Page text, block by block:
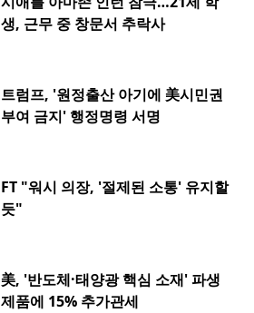
생, 근무 중 창문서 추락사
트럼프, '원정출산 아기에 美시민권
부여 금지' 행정명령 서명
FT "워시 의장, '절제된 소통' 유지할
듯"
美, '반도체·태양광 핵심 소재' 파생
제품에 15% 추가관세